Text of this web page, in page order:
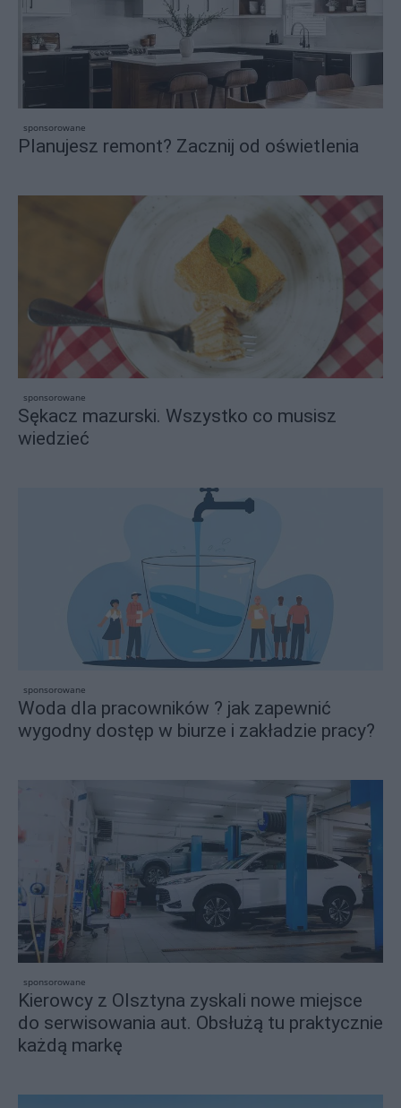
sponsorowane
Planujesz remont? Zacznij od oświetlenia
sponsorowane
Sękacz mazurski. Wszystko co musisz
wiedzieć
sponsorowane
Woda dla pracowników ? jak zapewnić
wygodny dostęp w biurze i zakładzie pracy?
sponsorowane
Kierowcy z Olsztyna zyskali nowe miejsce
do serwisowania aut. Obsłużą tu praktycznie
każdą markę